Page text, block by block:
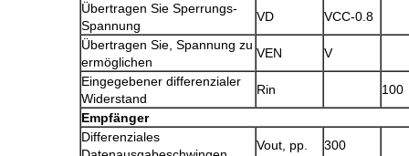
Übertragen Sie Sperrungs-
Spannung
VD
VCC-0.8
Übertragen Sie, Spannung zu
ermöglichen
VEN
V
Eingegebener differenzialer
Widerstand
Rin
100
Empfänger
Differenziales
Vout, pp. 300